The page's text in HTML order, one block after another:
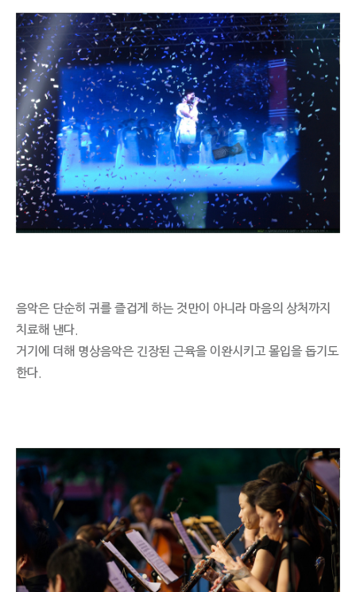
음악은 단순히 귀를 즐겁게 하는 것만이 아니라 마음의 상처까지
치료해 낸다.
거기에 더해 명상음악은 긴장된 근육을 이완시키고 몰입을 돕기도
한다.